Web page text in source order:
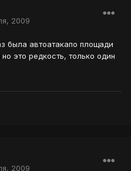
2009
была автоатакапо площади
это редкость, только один
2009